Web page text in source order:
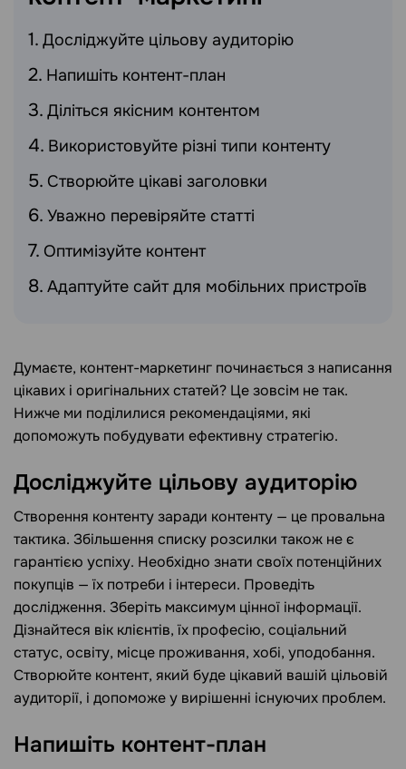
Досліджуйте цільову аудиторію
Напишіть контент-план
Діліться якісним контентом
Використовуйте різні типи контенту
Створюйте цікаві заголовки
Уважно перевіряйте статті
Оптимізуйте контент
Адаптуйте сайт для мобільних пристроїв
Думаєте, контент-маркетинг починається з написання
цікавих і оригінальних статей? Це зовсім не так.
Нижче ми поділилися рекомендаціями, які
допоможуть побудувати ефективну стратегію.
Досліджуйте цільову аудиторію
Створення контенту заради контенту — це провальна
тактика. Збільшення списку розсилки також не є
гарантією успіху. Необхідно знати своїх потенційних
покупців — їх потреби і інтереси. Проведіть
дослідження. Зберіть максимум цінної інформації.
Дізнайтеся вік клієнтів, їх професію, соціальний
статус, освіту, місце проживання, хобі, уподобання.
Створюйте контент, який буде цікавий вашій цільовій
аудиторії, і допоможе у вирішенні існуючих проблем.
Напишіть контент-план